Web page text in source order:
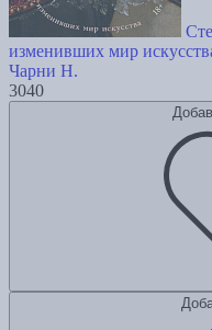
изменивших мир
Чарни Н.
3040